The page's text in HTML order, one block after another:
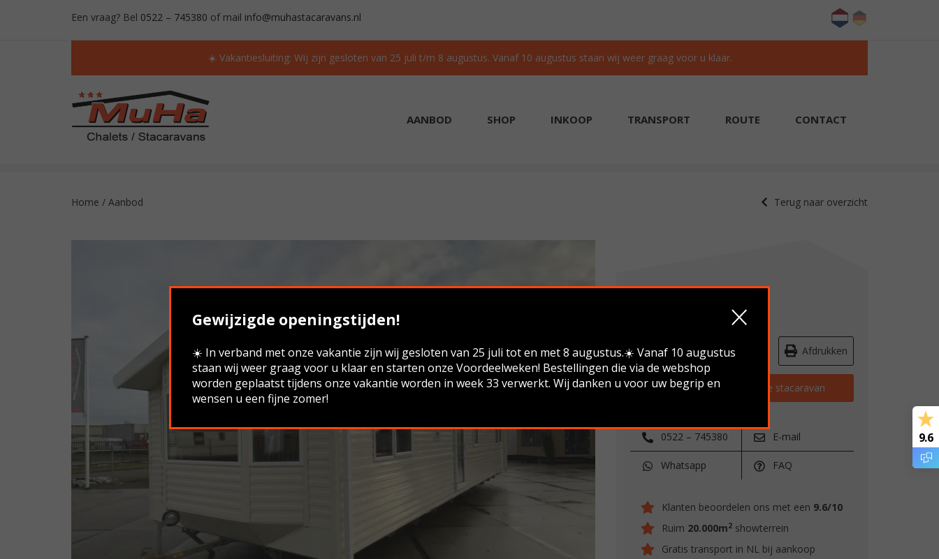
Een vraag? Bel 0522 – 745380 of mail info@muhastacaravans.nl
☀️ Vakantiesluiting: Wij zijn gesloten van 25 juli t/m 8 augustus. Vanaf 10 augustus staan wij weer graag voor u klaar.
AANBOD SHOP INKOOP TRANSPORT ROUTE CONTACT
Home / Aanbod Terug naar overzicht
Verkocht
Route & openingstijden Afdrukken
Vraag stellen over deze stacaravan
0522 – 745380 E-mail
Whatsapp FAQ
Klanten beoordelen ons met een 9.6/10
Ruim 20.000m2 showterrein
Gratis transport in NL bij aankoop
Gewijzigde openingstijden!
☀️ In verband met onze vakantie zijn wij gesloten van 25 juli tot en met 8 augustus.☀️ Vanaf 10 augustus
staan wij weer graag voor u klaar en starten onze Voordeelweken! Bestellingen die via de webshop
worden geplaatst tijdens onze vakantie worden in week 33 verwerkt. Wij danken u voor uw begrip en
wensen u een fijne zomer!
9.6